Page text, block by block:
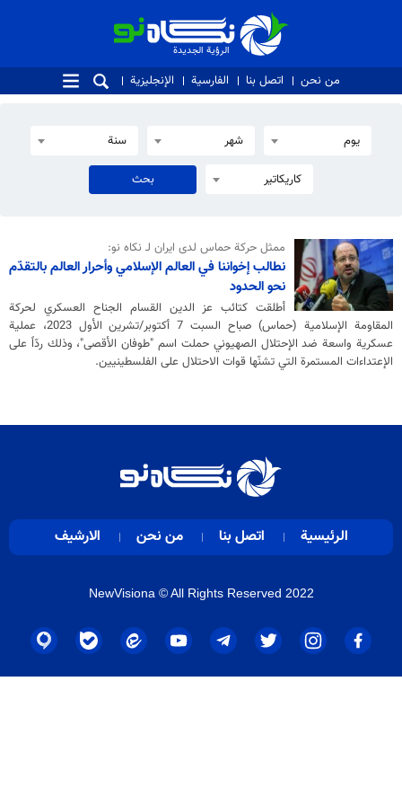
الرؤية الجديدة
الرؤية الجديدة
من نحن اتصل بنا الفارسية الإنجليزية
يوم شهر سنة
كاريكاتير
ممثل حركة حماس لدى ايران لـ نكاه نو:
نطالب إخواننا في العالم الإسلامي وأحرار العالم بالتقدّم
نحو الحدود
أطلقت كتائب عز الدين القسام الجناح العسكري لحركة
المقاومة الإسلامية (حماس) صباح السبت 7 أكتوبر/تشرين الأول 2023، عملية
عسكرية واسعة ضد الإحتلال الصهيوني حملت اسم "طوفان الأقصى"، وذلك ردّاً على
الإعتداءات المستمرة التي تشنّها قوات الاحتلال على الفلسطينيين.
الرئيسية اتصل بنا من نحن الارشيف
NewVisiona © All Rights Reserved 2022